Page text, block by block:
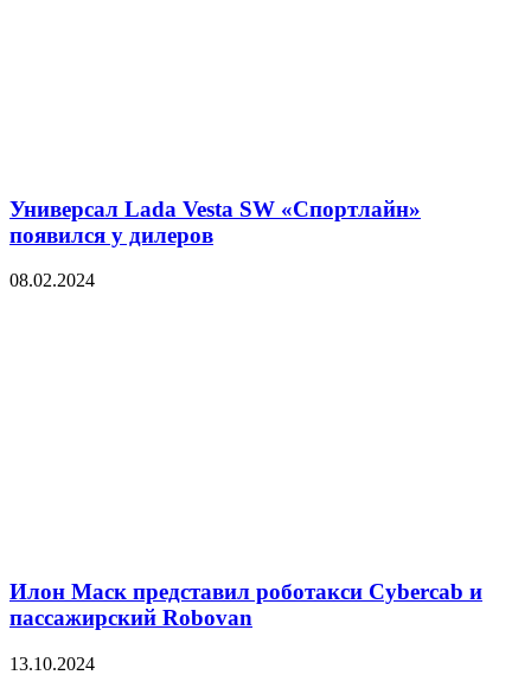
Универсал Lada Vesta SW «Спортлайн»
появился у дилеров
08.02.2024
Илон Маск представил роботакси Cybercab и
пассажирский Robovan
13.10.2024